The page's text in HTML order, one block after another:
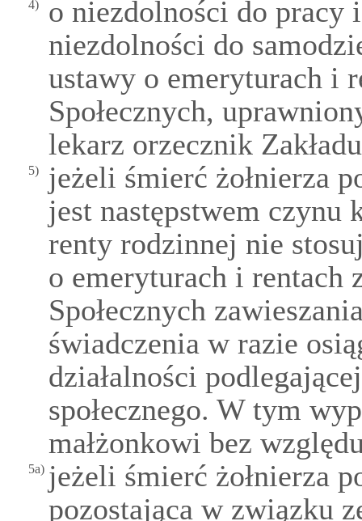
4)
o niezdolności do pracy
niezdolności do
ustawy o emeryturach i
Społecznych,
lekarz orzecznik
5)
jeżeli śmierć żołnierza
jest następstwem czynu
renty rodzinnej nie
o emeryturach i rentach
Społecznych
świadczenia w razie
działalności
społecznego. W tym
małżonkowi bez
5a) jeżeli śmierć żołnierza
pozostająca w związku